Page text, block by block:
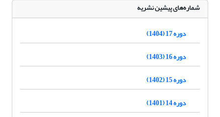
شماره‌های پیشین نشریه
دوره 17 (1404)
دوره 16 (1403)
دوره 15 (1402)
دوره 14 (1401)